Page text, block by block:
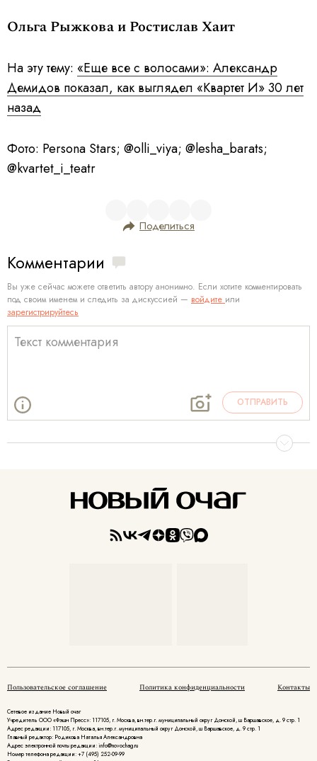
Ольга Рыжкова и Ростислав Хаит
На эту тему: «Еще все с волосами»: Александр
Демидов показал, как выглядел «Квартет И» 30 лет
назад
Фото: Persona Stars; @olli_viya; @lesha_barats;
@kvartet_i_teatr
Поделиться
Комментарии
Вы уже сейчас можете ответить автору анонимно. Если хотите комментировать
под своим именем и следить за дискуссией — войдите или
зарегистрируйтесь
ОТПРАВИТЬ
Пользовательское соглашение Политика конфиденциальности Контакты
Сетевое издание Новый очаг
Учредитель ООО «Фэшн Пресс»: 117105, г. Москва, вн.тер.г. муниципальный округ Донской, ш Варшавское, д. 9 стр. 1
Адрес редакции: 117105, г. Москва, вн.тер.г. муниципальный округ Донской, ш Варшавское, д. 9 стр. 1
Главный редактор: Родикова Наталья Александровна
Адрес электронной почты редакции: info@novochag.ru
Номер телефона редакции: +7 (495) 252-09-99